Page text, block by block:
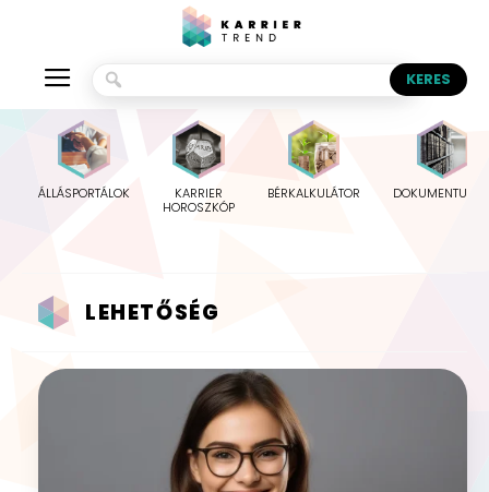
ÁLLÁSPORTÁLOK
KARRIER
HOROSZKÓP
BÉRKALKULÁTOR
LEHETŐSÉG